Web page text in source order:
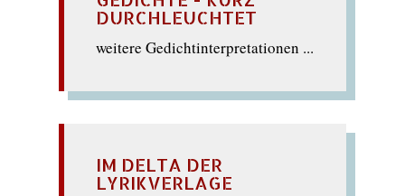
DURCHLEUCHTET
weitere Gedichtinterpretationen ...
IM DELTA DER
LYRIKVERLAGE